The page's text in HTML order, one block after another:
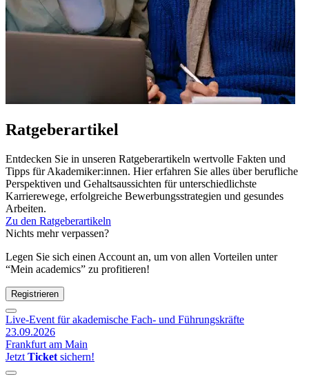
Ratgeberartikel
Entdecken Sie in unseren Ratgeberartikeln wertvolle Fakten und
Tipps für Akademiker:innen. Hier erfahren Sie alles über berufliche
Perspektiven und Gehaltsaussichten für unterschiedlichste
Karrierewege, erfolgreiche Bewerbungsstrategien und gesundes
Arbeiten.
Zu den Ratgeberartikeln
Nichts mehr verpassen?
Legen Sie sich einen Account an, um von allen Vorteilen unter
“Mein academics” zu profitieren!
Registrieren
Live-Event für akademische Fach- und Führungskräfte
23.09.2026
Frankfurt am Main
Jetzt Ticket sichern!